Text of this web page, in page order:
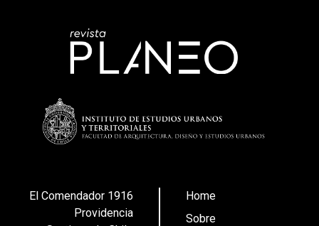
El Comendador 1916
Providencia
Home
Sobre